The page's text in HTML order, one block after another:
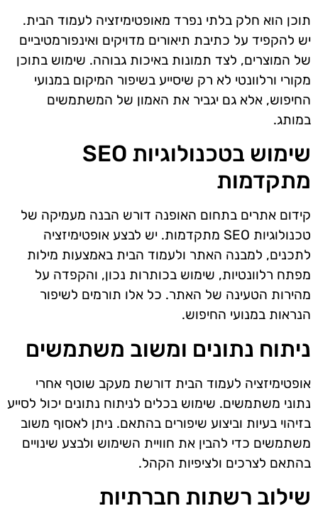
תוכן הוא חלק בלתי נפרד מאופטימיזציה לעמוד הבית.
יש להקפיד על כתיבת תיאורים מדויקים ואינפורמטיביים
של המוצרים, לצד תמונות באיכות גבוהה. שימוש בתוכן
מקורי ורלוונטי לא רק שיסייע בשיפור המיקום במנועי
החיפוש, אלא גם יגביר את האמון של המשתמשים
במותג.
שימוש בטכנולוגיות SEO
מתקדמות
קידום אתרים בתחום האופנה דורש הבנה מעמיקה של
טכנולוגיות SEO מתקדמות. יש לבצע אופטימיזציה
לתכנים, למבנה האתר ולעמוד הבית באמצעות מילות
מפתח רלוונטיות, שימוש בכותרות נכון, והקפדה על
מהירות הטעינה של האתר. כל אלו תורמים לשיפור
הנראות במנועי החיפוש.
ניתוח נתונים ומשוב משתמשים
אופטימיזציה לעמוד הבית דורשת מעקב שוטף אחרי
נתוני משתמשים. שימוש בכלים לניתוח נתונים יכול לסייע
בזיהוי בעיות וביצוע שיפורים בהתאם. ניתן לאסוף משוב
משתמשים כדי להבין את חוויית השימוש ולבצע שינויים
בהתאם לצרכים ולציפיות הקהל.
שילוב רשתות חברתיות